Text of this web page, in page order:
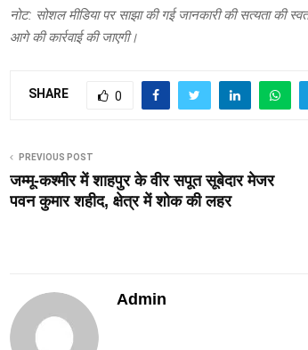
नोट: सोशल मीडिया पर साझा की गई जानकारी की सत्यता की
आगे की कार्रवाई की जाएगी।
SHARE 0
PREVIOUS POST
जम्मू-कश्मीर में शाहपुर के वीर सपूत सूबेदार मेजर
पवन कुमार शहीद, क्षेत्र में शोक की लहर
Admin